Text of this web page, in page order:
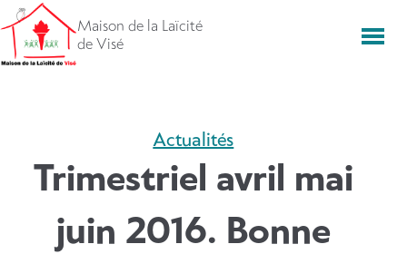
Aller
directement
vers
Maison de la Laïcité
de Visé
Actualités
Trimestriel avril mai
juin 2016. Bonne